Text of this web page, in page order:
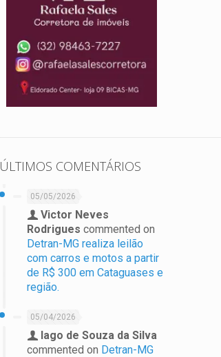
ÚLTIMOS COMENTÁRIOS
05/05/2026
Victor Neves
Rodrigues commented on
Detran-MG realiza leilão
com carros e motos a partir
de R$ 300 em Cataguases e
região.
05/04/2026
Iago de Souza da Silva
commented on Detran-MG